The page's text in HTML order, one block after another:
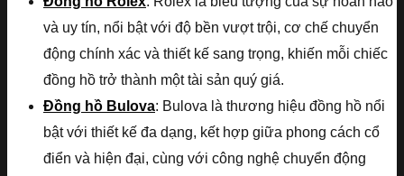
và uy tín, nổi bật với độ bền vượt trội, cơ chế chuyển
động chính xác và thiết kế sang trọng, khiến mỗi chiếc
đồng hồ trở thành một tài sản quý giá.
Đồng hồ Bulova: Bulova là thương hiệu đồng hồ nổi
bật với thiết kế đa dạng, kết hợp giữa phong cách cổ
điển và hiện đại, cùng với công nghệ chuyển động